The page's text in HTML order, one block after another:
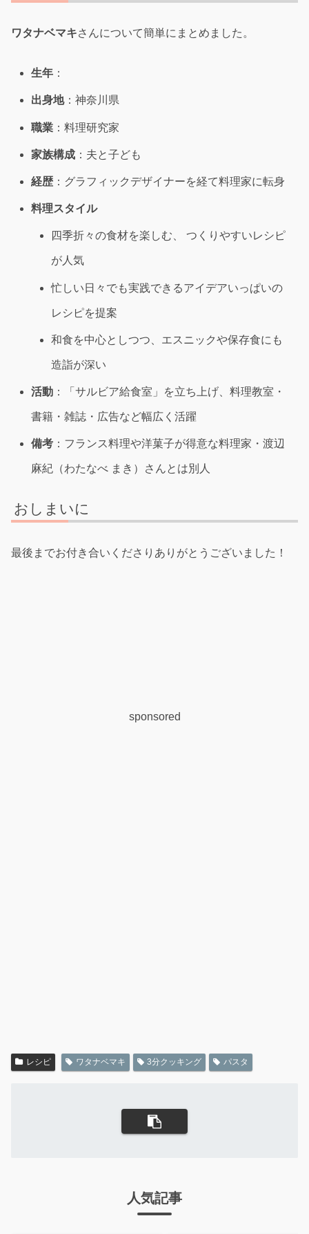
ワタナベマキさんについて簡単にまとめました。
生年 ：
出身地：神奈川県
職業 ：料理研究家
家族構成 ：夫と子ども
経歴 ：グラフィックデザイナーを経て料理家に転身
料理スタイル
四季折々の食材を楽しむ、 つくりやすいレシピ
が人気
忙しい日々でも実践できるアイデアいっぱいの
レシピを提案
和食を中心としつつ、エスニックや保存食にも
造詣が深い
活動 ：「サルビア給食室」を立ち上げ、料理教室・
書籍・雑誌・広告など幅広く活躍
備考 ：フランス料理や洋菓子が得意な料理家・渡辺
麻紀（わたなべ まき）さんとは別人
おしまいに
最後までお付き合いくださりありがとうございました！
sponsored
レシピ ワタナベマキ 3分クッキング パスタ
人気記事